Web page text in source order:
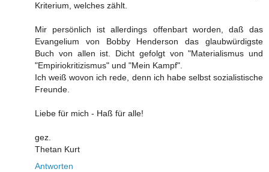
Kriterium, welches zählt.
Mir persönlich ist allerdings offenbart worden, daß das
Evangelium von Bobby Henderson das glaubwürdigste
Buch von allen ist. Dicht gefolgt von "Materialismus und
"Empiriokritizismus" und "Mein Kampf".
Ich weiß wovon ich rede, denn ich habe selbst sozialistische
Freunde.
Liebe für mich - Haß für alle!
gez.
Thetan Kurt
Antworten